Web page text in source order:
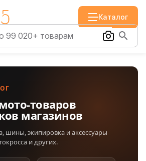
Каталог
товаров
магазинов
шины, экипировка и аксессуары
и других.